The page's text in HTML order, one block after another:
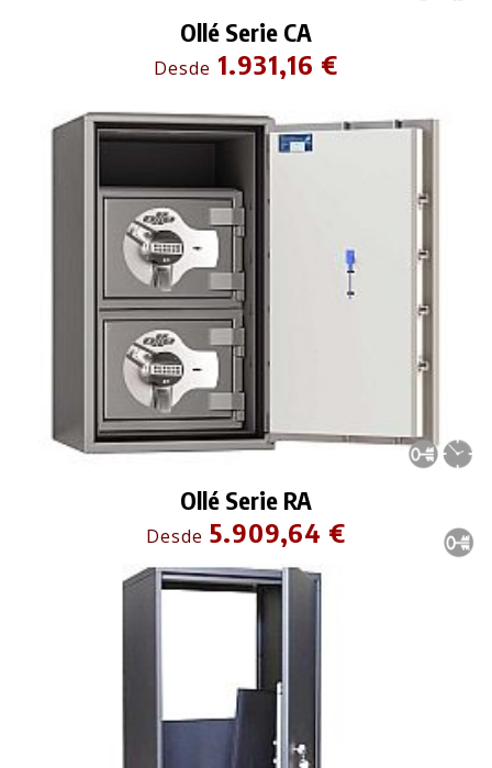
Ollé Serie CA
Desde 1.931,16 €
Ollé Serie RA
Desde 5.909,64 €